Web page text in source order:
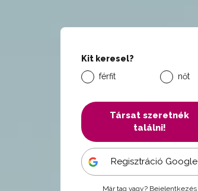
Kit keresel?
férfit
nőt
Társat szeretnék
találni!
Regisztráció Google
Már tag vagy? Bejelentkezés